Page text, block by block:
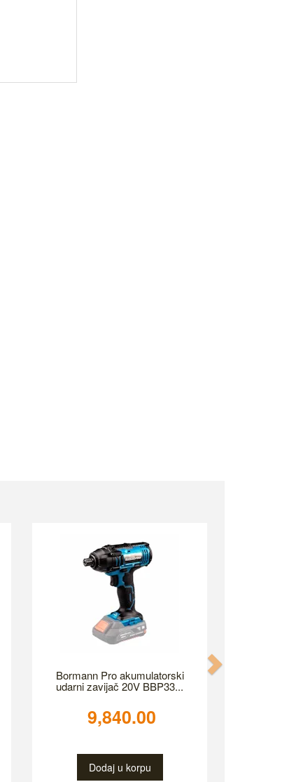
Bormann Pro akumulatorski
udarni zavijač 20V BBP33...
9,840.00
Dodaj u korpu